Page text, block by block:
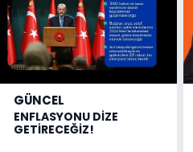
GÜNCEL
ENFLASYONU DİZE
GETİRECEĞİZ!